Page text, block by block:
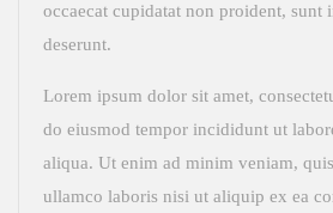
occaecat cupidatat non proident, sunt
deserunt.
Lorem ipsum dolor sit amet,
do eiusmod tempor incididunt ut
aliqua. Ut enim ad minim veniam,
ullamco laboris nisi ut aliquip ex ea